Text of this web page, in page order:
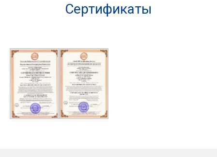
Сертификаты